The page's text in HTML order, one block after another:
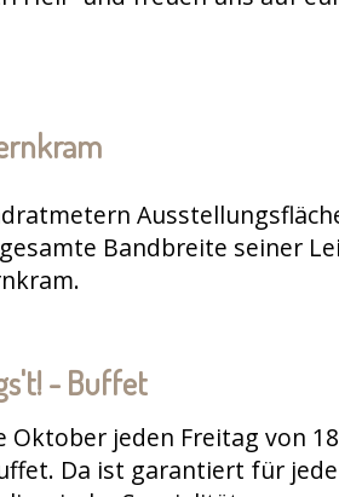
Bandbreite seiner
- Buffet
Oktober jeden Freitag von
Da ist garantiert für